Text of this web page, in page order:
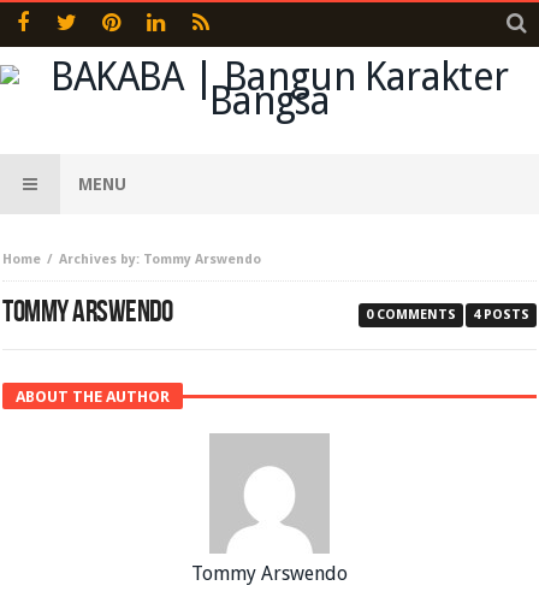
MENU
Home Archives by: Tommy Arswendo
TOMMY ARSWENDO 4 POSTS
0 COMMENTS
ABOUT THE AUTHOR
Tommy Arswendo